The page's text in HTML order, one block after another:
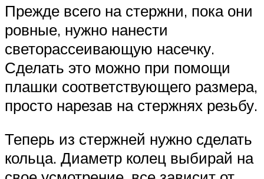
Прежде всего на стержни, пока они
ровные, нужно нанести
светорассеивающую насечку.
Сделать это можно при помощи
плашки соответствующего размера,
просто нарезав на стержнях резьбу.
Теперь из стержней нужно сделать
кольца. Диаметр колец выбирай на